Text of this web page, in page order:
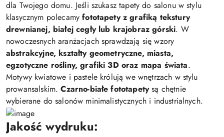
dla Twojego domu. Jeśli szukasz tapety do salonu w stylu
klasycznym polecamyfototapety z grafiką tekstury
drewnianej, białej cegły lub krajobraz górski. W
nowoczesnych aranżacjach sprawdzają się wzory
abstrakcyjne, kształty geometryczne, miasta,
egzotyczne rośliny, grafiki 3D oraz mapa świata.
Motywy kwiatowe i pastele królują we wnętrzach w stylu
prowansalskim.Czarno-białe fototapetysą chętnie
wybierane do salonów minimalistycznych i industrialnych.
Jakość wydruku: